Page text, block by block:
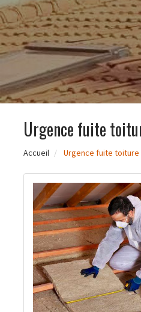
Urgence fuite
Accueil Urgence fuite toiture